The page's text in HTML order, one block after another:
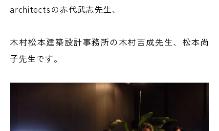
architectsの赤代武志先生、
木村松本建築設計事務所の木村吉成先生、松本尚
子先生です。